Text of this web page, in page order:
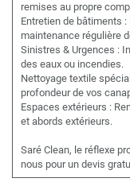
remises au propre
Entretien de bâtiments
maintenance régulière
Sinistres & Urgences :
des eaux ou incendies.
Nettoyage textile
profondeur de vos
Espaces extérieurs :
et abords extérieurs.
Saré Clean, le réflexe
nous pour un devis